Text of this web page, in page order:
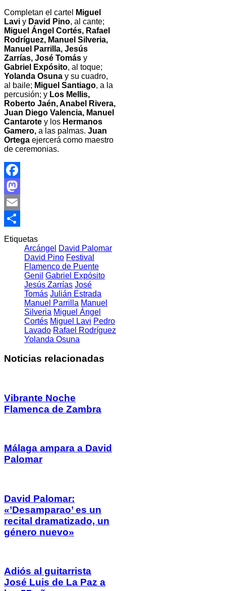
Completan el cartel
Miguel
Lavi y David Pino, al cante;
Miguel Ángel Cortés, Rafael
Rodríguez, Manuel Silveria,
Manuel Parrilla, Jesús
Zarrías, José Tomás y
Gabriel Expósito, al toque;
Yolanda Osuna y su cuadro,
al baile; Miguel Santiago, a la
percusión; y Los Mellis,
Roberto Jaén, Anabel Rivera,
Juan Diego Valencia, Manuel
Cantarote y los Hermanos
Gamero, a las palmas. Juan
Ortega ejercerá como maestro
de ceremonias.
Facebook
Mastodon
Email
Compartir
Etiquetas
Arcángel David Palomar
David Pino Festival
Flamenco de Puente
Genil Gabriel Expósito
Jesús Zarrías José
Tomás Julián Estrada
Manuel Parrilla Manuel
Silveria Miguel Ángel
Cortés Miguel Lavi Pedro
Lavado Rafael Rodríguez
Yolanda Osuna
Noticias relacionadas
Vibrante Noche
Flamenca de Zambra
Málaga ampara a David
Palomar
David Palomar:
«’Desamparao’ es un
recital dramatizado, un
género nuevo»
Adiós al guitarrista
José Luis de La Paz a